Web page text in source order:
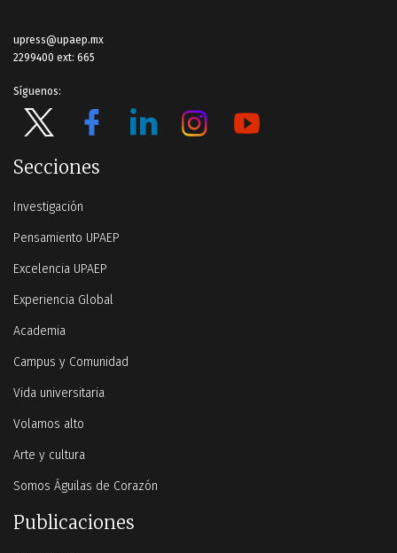
upress@upaep.mx
2299400 ext: 665
Síguenos:
Secciones
Investigación
Pensamiento UPAEP
Excelencia UPAEP
Experiencia Global
Academia
Campus y Comunidad
Vida universitaria
Volamos alto
Arte y cultura
Somos Águilas de Corazón
Publicaciones